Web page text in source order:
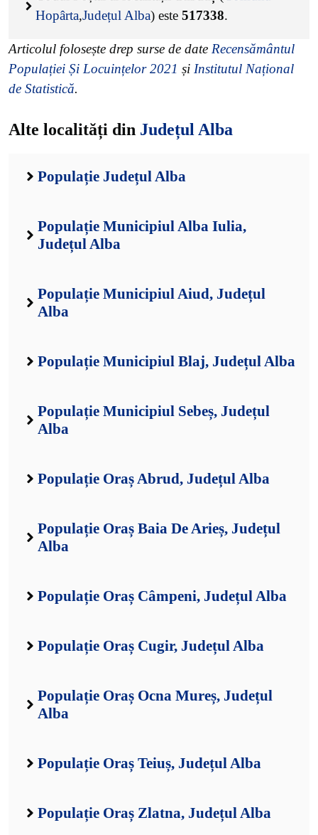
Hopârta,Județul Alba) este 517338.
Articolul folosește drep surse de date Recensământul
Populației Și Locuințelor 2021 și Institutul Național
de Statistică.
Alte localități din Județul Alba
Populație Județul Alba
Populație Municipiul Alba Iulia,
Județul Alba
Populație Municipiul Aiud, Județul
Alba
Populație Municipiul Blaj, Județul Alba
Populație Municipiul Sebeș, Județul
Alba
Populație Oraș Abrud, Județul Alba
Populație Oraș Baia De Arieș, Județul
Alba
Populație Oraș Câmpeni, Județul Alba
Populație Oraș Cugir, Județul Alba
Populație Oraș Ocna Mureș, Județul
Alba
Populație Oraș Teiuș, Județul Alba
Populație Oraș Zlatna, Județul Alba